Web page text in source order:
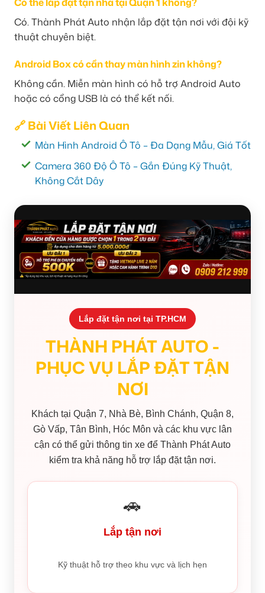
Có. Thành Phát Auto nhận lắp đặt tận nơi với đội kỹ
thuật chuyên biệt.
Android Box có cần thay màn hình zin không?
Không cần. Miễn màn hình có hỗ trợ Android Auto
hoặc có cổng USB là có thể kết nối.
🔗 Bài Viết Liên Quan
Màn Hình Android Ô Tô – Đa Dạng Mẫu, Giá Tốt
Camera 360 Độ Ô Tô – Gắn Đúng Kỹ Thuật,
Không Cắt Dây
Lắp đặt tận nơi tại TP.HCM
THÀNH PHÁT AUTO -
PHỤC VỤ LẮP ĐẶT TẬN
NƠI
Khách tại Quận 7, Nhà Bè, Bình Chánh, Quận 8,
Gò Vấp, Tân Bình, Hóc Môn và các khu vực lân
cận có thể gửi thông tin xe để Thành Phát Auto
kiểm tra khả năng hỗ trợ lắp đặt tận nơi.
🚗
Lắp tận nơi
Kỹ thuật hỗ trợ theo khu vực và lịch hẹn